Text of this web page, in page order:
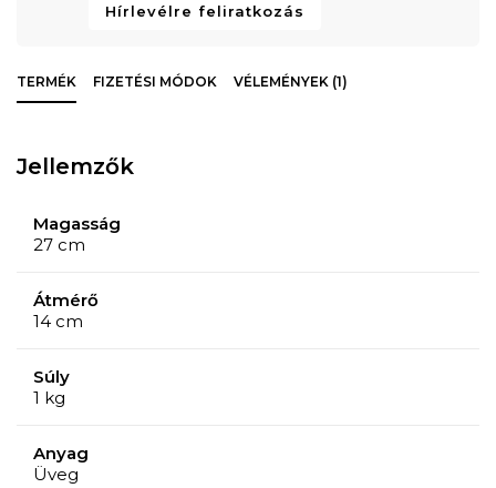
Hírlevélre feliratkozás
TERMÉK FIZETÉSI MÓDOK VÉLEMÉNYEK (1)
Jellemzők
Magasság
27 cm
Átmérő
14 cm
Súly
1 kg
Anyag
Üveg